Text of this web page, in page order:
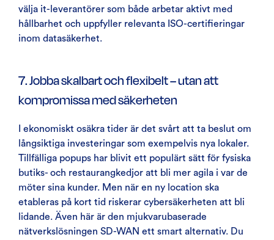
välja it-leverantörer som både arbetar aktivt med
hållbarhet och uppfyller relevanta ISO-certifieringar
inom datasäkerhet.
7. Jobba skalbart och flexibelt – utan att
kompromissa med säkerheten
I ekonomiskt osäkra tider är det svårt att ta beslut om
långsiktiga investeringar som exempelvis nya lokaler.
Tillfälliga popups har blivit ett populärt sätt för fysiska
butiks- och restaurangkedjor att bli mer agila i var de
möter sina kunder. Men när en ny location ska
etableras på kort tid riskerar cybersäkerheten att bli
lidande. Även här är den mjukvarubaserade
nätverkslösningen SD-WAN ett smart alternativ. Du